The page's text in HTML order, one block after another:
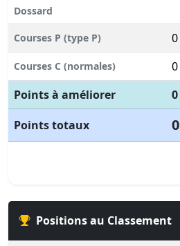
Dossard
Courses P (type P) 0
Courses C (normales) 0
Points à améliorer
0
Points totaux
0
Positions au Classement